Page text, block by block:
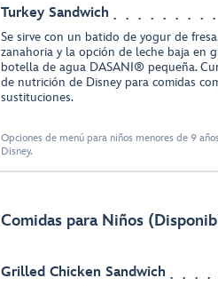
Turkey Sandwich
Se sirve con un batido de yogur de
zanahoria y la opción de leche baja en
botella de agua DASANI® pequeña.
de nutrición de Disney para comidas
sustituciones.
Opciones de menú para niños menores de 9
Disney.
Comidas para Niños
Grilled Chicken Sandwich